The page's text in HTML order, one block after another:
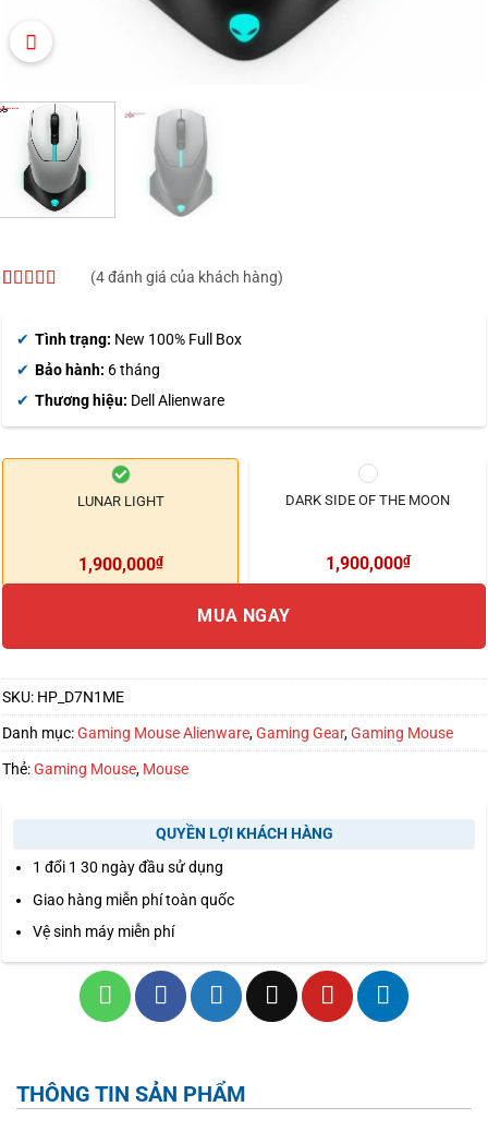
đánh giá
(4đánh giá của khách hàng)
Tình trạng: New 100% Full Box
Bảo hành: 6 tháng
Thương hiệu: Dell Alienware
LUNAR LIGHT
1,900,000₫
DARK SIDE OF THE MOON
1,900,000₫
MUA NGAY
SKU: HP_D7N1ME
Danh mục:Gaming Mouse Alienware,Gaming Gear,Gaming Mouse
Thẻ:Gaming Mouse, Mouse
QUYỀN LỢI KHÁCH HÀNG
1 đổi 1 30 ngày đầu sử dụng
Giao hàng miễn phí toàn quốc
Vệ sinh máy miễn phí
THÔNG TIN SẢN PHẨM